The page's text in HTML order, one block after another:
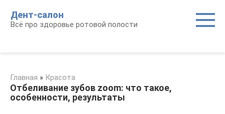
контенту
Дент-салон
Всё про здоровье ротовой полости
Главная » Красота
Отбеливание зубов zoom: что такое,
особенности, результаты